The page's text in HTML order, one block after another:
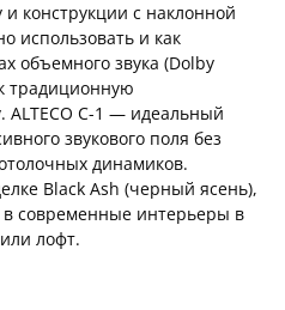
конструкции с наклонной
использовать и как
объемного звука (Dolby
традиционную
ALTECO C-1 — идеальный
звукового поля без
динамиков.
Black Ash (черный ясень),
современные интерьеры в
лофт.